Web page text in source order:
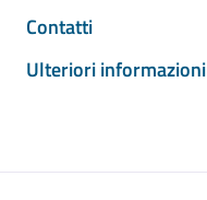
Contatti
Ulteriori informazioni